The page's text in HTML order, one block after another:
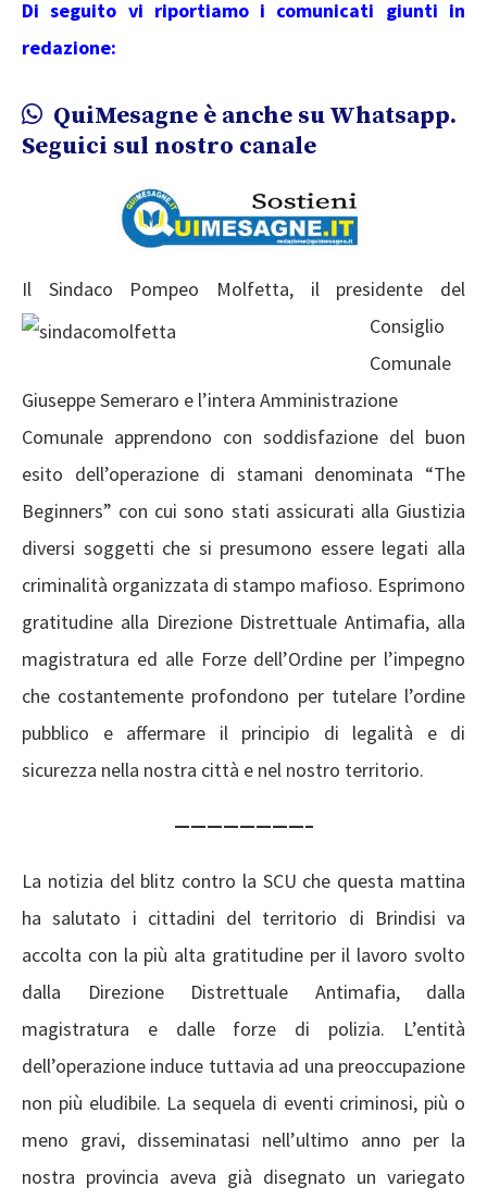
Di seguito vi riportiamo i comunicati giunti in
redazione:
QuiMesagne è anche su Whatsapp.
Seguici sul nostro canale
Il Sindaco Pompeo Molfetta, il presidente del
Consiglio
Comunale
Giuseppe Semeraro e l’intera Amministrazione
Comunale apprendono con soddisfazione del buon
esito dell’operazione di stamani denominata “The
Beginners” con cui sono stati assicurati alla Giustizia
diversi soggetti che si presumono essere legati alla
criminalità organizzata di stampo mafioso. Esprimono
gratitudine alla Direzione Distrettuale Antimafia, alla
magistratura ed alle Forze dell’Ordine per l’impegno
che costantemente profondono per tutelare l’ordine
pubblico e affermare il principio di legalità e di
sicurezza nella nostra città e nel nostro territorio.
————————–
La notizia del blitz contro la SCU che questa mattina
ha salutato i cittadini del territorio di Brindisi va
accolta con la più alta gratitudine per il lavoro svolto
dalla Direzione Distrettuale Antimafia, dalla
magistratura e dalle forze di polizia. L’entità
dell’operazione induce tuttavia ad una preoccupazione
non più eludibile. La sequela di eventi criminosi, più o
meno gravi, disseminatasi nell’ultimo anno per la
nostra provincia aveva già disegnato un variegato